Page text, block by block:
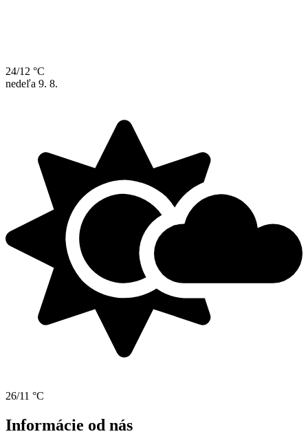
24/12 °C
nedeľa 9. 8.
26/11 °C
Informácie od nás